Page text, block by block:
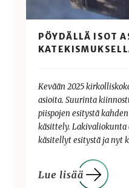
PÖYDÄLLÄ ISOT
Kevään 2025
asioita. Suurinta
piispojen esitystä
käsittely. Lakivaliokunta
käsitellyt esitystä ja nyt